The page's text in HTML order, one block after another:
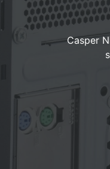
Casper